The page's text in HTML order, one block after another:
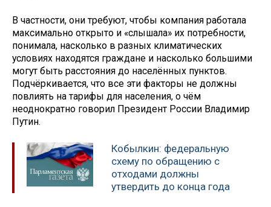
В частности, они требуют, чтобы компания работала
максимально открыто и «слышала» их потребности,
понимала, насколько в разных климатических
условиях находятся граждане и насколько большими
могут быть расстояния до населённых пунктов.
Подчёркивается, что все эти факторы не должны
повлиять на тарифы для населения, о чём
неоднократно говорил Президент России Владимир
Путин.
Кобылкин: федеральную
схему по обращению с
отходами должны
утвердить до конца года